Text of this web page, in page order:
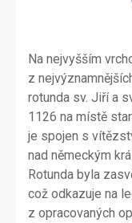
Na nejvyšším
z
rotunda sv. Jiří a
1126 na místě
je spojen s
nad německým
Rotunda byla
což odkazuje na
z opracovaných